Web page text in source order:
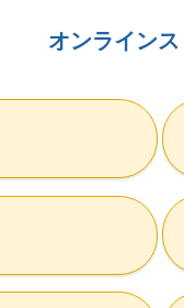
オンライン